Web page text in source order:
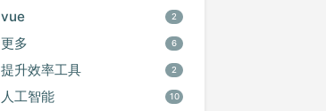
vue 2
更多 6
提升效率工具 2
人工智能 10